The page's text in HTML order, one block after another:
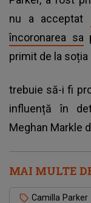
nu a acceptat
încoronarea sa
primit de la
trebuie să-i fi
influență în
Meghan Markle
MAI MULTE
Camilla Parker